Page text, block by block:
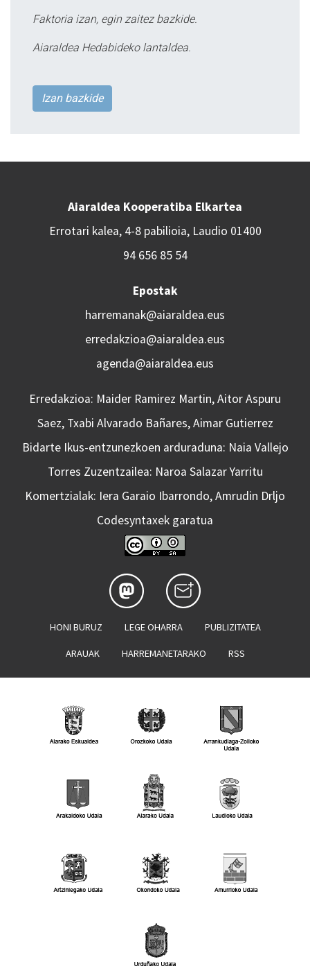
Faktoria izan, egin zaitez bazkide.
Aiaraldea Hedabideko lantaldea.
Izan bazkide
Aiaraldea Kooperatiba Elkartea
Errotari kalea, 4-8 pabilioia, Laudio 01400
94 656 85 54
Epostak
harremanak@aiaraldea.eus
erredakzioa@aiaraldea.eus
agenda@aiaraldea.eus
Erredakzioa: Maider Ramirez Martin, Aitor Aspuru
Saez, Txabi Alvarado Bañares, Aimar Gutierrez
Bidarte Ikus-entzunezkoen arduraduna: Naia Vallejo
Torres Zuzentzailea: Naroa Salazar Yarritu
Komertzialak: Iera Garaio Ibarrondo, Amrudin Drljo
Codesyntaxek garatua
HONI BURUZ LEGE OHARRA PUBLIZITATEA
ARAUAK HARREMANETARAKO RSS